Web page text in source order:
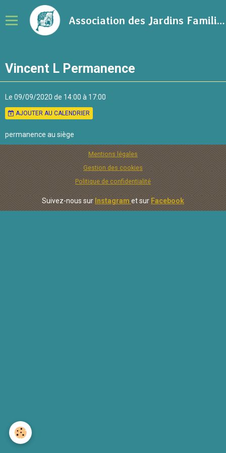
Association des Jardins Familiaux de la Ville de Rennes
Calendrier
Ressources sur le jardinage
Blog
Vincent L Permanence
Le 09/09/2020 de 14:00 à 17:00
AJOUTER AU CALENDRIER
permanence au siège
Mentions légales
Gestion des cookies
Politique de confidentialité
Suivez-nous sur Instagram et sur Facebook